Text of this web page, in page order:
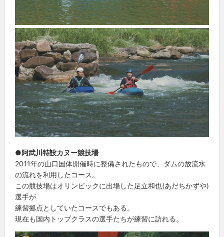
●阿武川特設カヌー競技場
2011年の山口国体開催時に整備されたもので、ダムの放流水
の流れを利用したコース。
この競技場はオリンピックに出場した足立和也(あだちかずや)
選手が
練習拠点としていたコースでもある。
現在も国内トップクラスの選手たちが練習に訪れる。